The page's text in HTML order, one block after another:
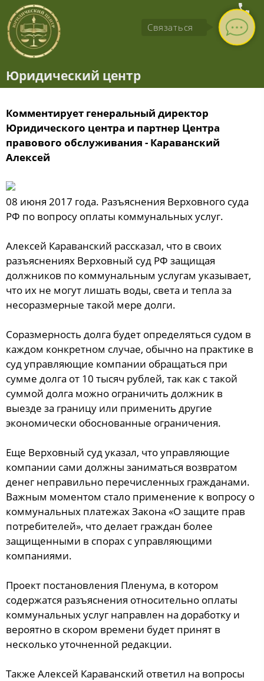
Юридический центр
Связаться
Комментирует генеральный директор
Юридического центра и партнер Центра
правового обслуживания - Караванский
Алексей
08 июня 2017 года. Разъяснения Верховного суда
РФ по вопросу оплаты коммунальных услуг.
Алексей Караванский рассказал, что в своих
разъяснениях Верховный суд РФ защищая
должников по коммунальным услугам указывает,
что их не могут лишать воды, света и тепла за
несоразмерные такой мере долги.
Соразмерность долга будет определяться судом в
каждом конкретном случае, обычно на практике в
суд управляющие компании обращаться при
сумме долга от 10 тысяч рублей, так как с такой
суммой долга можно ограничить должник в
выезде за границу или применить другие
экономически обоснованные ограничения.
Еще Верховный суд указал, что управляющие
компании сами должны заниматься возвратом
денег неправильно перечисленных гражданами.
Важным моментом стало применение к вопросу о
коммунальных платежах Закона «О защите прав
потребителей», что делает граждан более
защищенными в спорах с управляющими
компаниями.
Проект постановления Пленума, в котором
содержатся разъяснения относительно оплаты
коммунальных услуг направлен на доработку и
вероятно в скором времени будет принят в
несколько уточненной редакции.
Также Алексей Караванский ответил на вопросы